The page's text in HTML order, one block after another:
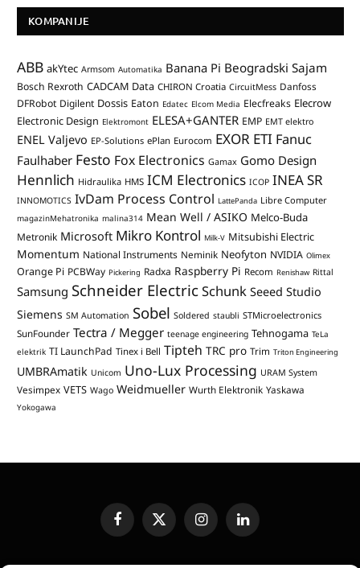
KOMPANIJE
ABB akYtec Armsom Automatika Banana Pi Beogradski Sajam
Bosch Rexroth CADCAM Data CHIRON Croatia CircuitMess Danfoss
DFRobot Digilent Dossis Eaton Edatec Elcom Media Elecfreaks Elecrow
Electronic Design Elektromont ELESA+GANTER EMP EMT elektro
ENEL Valjevo EP-Solutions ePlan Eurocom EXOR ETI Fanuc
Faulhaber Festo Fox Electronics Gamax Gomo Design
Hennlich Hidraulika HMS ICM Electronics ICOP INEA SR
INNOMOTICS IvDam Process Control LattePanda Libre Computer
magazinMehatronika malina314 Mean Well / ASIKO Melco-Buda
Metronik Microsoft Mikro Kontrol Milk-V Mitsubishi Electric
Momentum National Instruments Neminik Neofyton NVIDIA Olimex
Orange Pi PCBWay Pickering Radxa Raspberry Pi Recom Renishaw Rittal
Samsung Schneider ElectricSchunk Seeed Studio
Siemens SM Automation Sobel Soldered staubli STMicroelectronics
SunFounder Tectra / Megger teenage engineering Tehnogama TeLa
elektrik TI LaunchPad Tinex i Bell Tipteh TRC pro Trim Triton Engineering
UMBRAmatik Unicom Uno-Lux Processing URAM System
Vesimpex VETS Wago Weidmueller Wurth Elektronik Yaskawa
Yokogawa
FacebookX
(Twitter)
InstagramLinkedIn